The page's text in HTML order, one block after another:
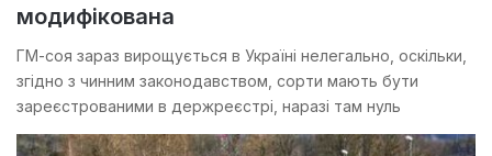
модифікована
ГМ-соя зараз вирощується в Україні нелегально, оскільки,
згідно з чинним законодавством, сорти мають бути
зареєстрованими в держреєстрі, наразі там нуль